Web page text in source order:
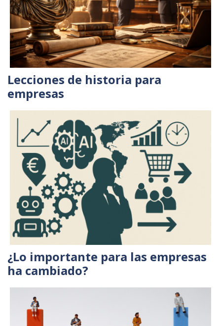
Lecciones de historia para
empresas
¿Lo importante para las empresas
ha cambiado?